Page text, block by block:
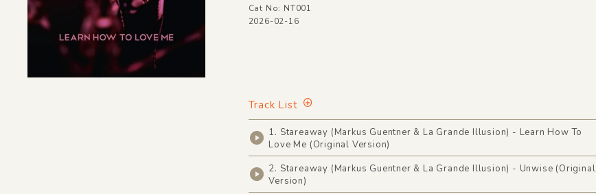
Cat No: NT001
2026-02-16
Track List
1. Stareaway (Markus Guentner & La Grande Illusion) - Learn How To
Love Me (Original Version)
2. Stareaway (Markus Guentner & La Grande Illusion) - Unwise (Original
Version)